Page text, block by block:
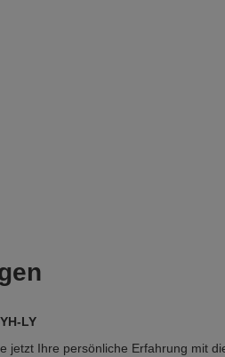
LY
jetzt Ihre persönliche Erfahrung mit